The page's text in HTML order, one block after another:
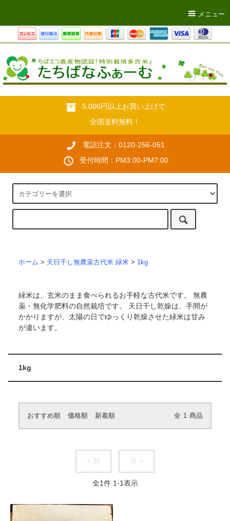
メニュー
5,000円以上お買い上げで
全国送料無料！
電話注文：0120-256-051
受付時間：PM3:00-PM7:00
ホーム > 天日干し無農薬古代米 緑米 > 1kg
緑米は、玄米のまま食べられるお手軽な古代米です。 無農
薬・無化学肥料の自然栽培です。 天日干し乾燥は、手間が
かかりますが、太陽の日でゆっくり乾燥させた緑米は甘み
が違います。
1kg
おすすめ順 価格順 新着順 全 1 商品
< 前 次 >
全1件 1-1表示